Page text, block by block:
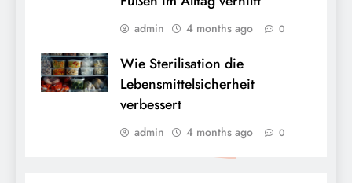
admin 4 months ago 0
Wie Sterilisation die
Lebensmittelsicherheit
verbessert
admin 4 months ago 0